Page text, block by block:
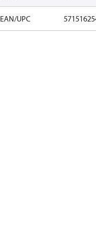
EAN/UPC